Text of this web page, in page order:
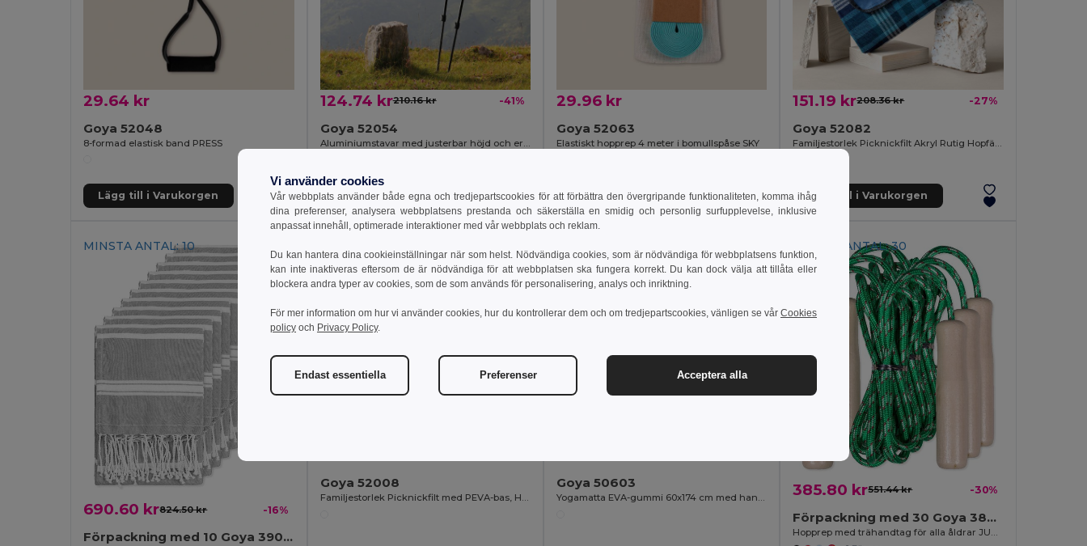
29.64 kr
Goya 52048
8-formad elastisk band PRESS
Lägg till i Varukorgen
124.74 kr210.16 kr -41%
Goya 52054
Aluminiumstavar med justerbar höjd och ergonomiska handtag MILFORD
Lägg till i Varukorgen
29.96 kr
Goya 52063
Elastiskt hopprep 4 meter i bomullspåse SKY
Lägg till i Varukorgen
151.19 kr208.36 kr -27%
Goya 52082
Familjestorlek Picknickfilt Akryl Rutig Hopfällbar NEVIS
Lägg till i Varukorgen
MINSTA ANTAL: 10
690.60 kr824.50 kr -16%
Förpackning med 10 Goya 39000
Goya 52008
Familjestorlek Picknickfilt med PEVA-bas, Hopfällbar HYDE
Goya 50603
Yogamatta EVA-gummi 60x174 cm med handtag GANESHA
MINSTA ANTAL: 30
385.80 kr551.44 kr -30%
Förpackning med 30 Goya 38052
Vi använder cookies
Vår webbplats använder både egna och tredjepartscookies för att förbättra den övergripande funktionaliteten, komma ihåg
dina preferenser, analysera webbplatsens prestanda och säkerställa en smidig och personlig surfupplevelse, inklusive
anpassat innehåll, optimerade interaktioner med vår webbplats och reklam.
Du kan hantera dina cookieinställningar när som helst. Nödvändiga cookies, som är nödvändiga för webbplatsens funktion,
kan inte inaktiveras eftersom de är nödvändiga för att webbplatsen ska fungera korrekt. Du kan dock välja att tillåta eller
blockera andra typer av cookies, som de som används för personalisering, analys och inriktning.
För mer information om hur vi använder cookies, hur du kontrollerar dem och om tredjepartscookies, vänligen se vår Cookies
policy och Privacy Policy.
Endast essentiella Preferenser Acceptera alla